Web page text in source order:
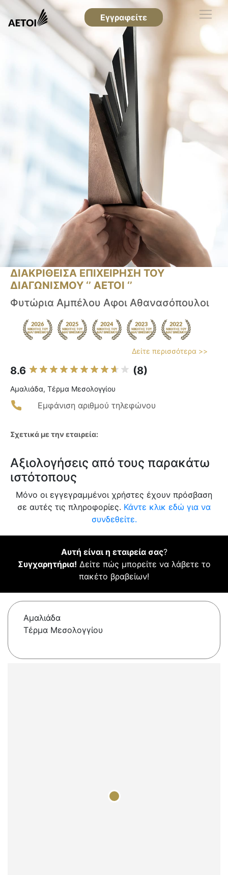
Εγγραφείτε
ΔΙΑΚΡΙΘΕΙΣΑ ΕΠΙΧΕΙΡΗΣΗ ΤΟΥ
ΔΙΑΓΩΝΙΣΜΟΥ ‘’ ΑΕΤΟΙ ‘’
Φυτώρια Αμπέλου Αφοι Αθανασόπουλοι
Δείτε περισσότερα >>
8.6 (8)
Αμαλιάδα, Τέρμα Μεσολογγίου
Εμφάνιση αριθμού τηλεφώνου
Σχετικά με την εταιρεία:
Αξιολογήσεις από τους παρακάτω
ιστότοπους
Μόνο οι εγγεγραμμένοι χρήστες έχουν πρόσβαση
σε αυτές τις πληροφορίες. Κάντε κλικ εδώ για να
συνδεθείτε.
Αυτή είναι η εταιρεία σας?
Συγχαρητήρια! Δείτε πώς μπορείτε να λάβετε το
πακέτο βραβείων!
Αμαλιάδα
Τέρμα Μεσολογγίου